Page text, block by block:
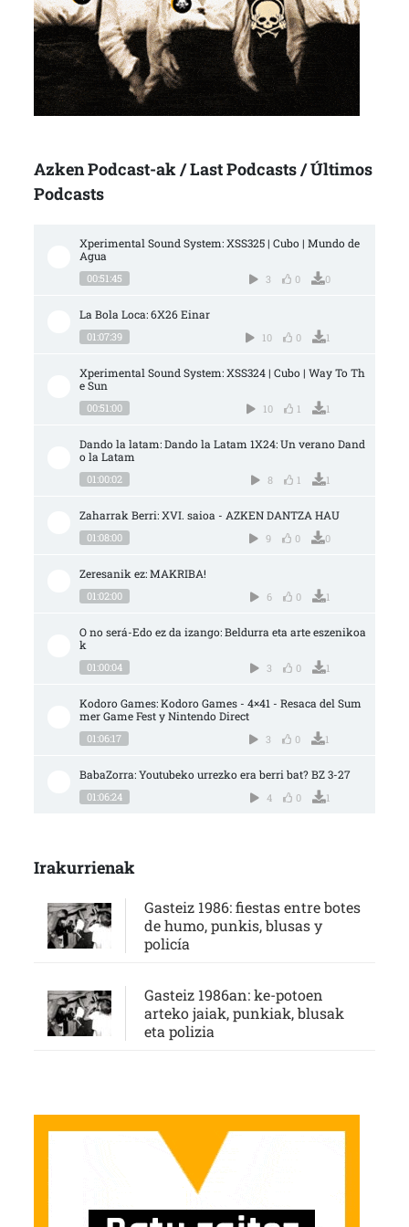
Azken Podcast-ak / Last Podcasts / Últimos
Podcasts
Xperimental Sound System: XSS325 | Cubo | Mundo de
Agua
00:51:45 3 0 0
La Bola Loca: 6X26 Einar
01:07:39 10 0 1
Xperimental Sound System: XSS324 | Cubo | Way To Th
e Sun
00:51:00 10 1 1
Dando la latam: Dando la Latam 1X24: Un verano Dand
o la Latam
01:00:02 8 1 1
Zaharrak Berri: XVI. saioa - AZKEN DANTZA HAU
01:08:00 9 0 0
Zeresanik ez: MAKRIBA!
01:02:00 6 0 1
O no será-Edo ez da izango: Beldurra eta arte eszenikoa
k
01:00:04 3 0 1
Kodoro Games: Kodoro Games - 4×41 - Resaca del Sum
mer Game Fest y Nintendo Direct
01:06:17 3 0 1
BabaZorra: Youtubeko urrezko era berri bat? BZ 3-27
01:06:24 4 0 1
Irakurrienak
Gasteiz 1986: fiestas entre botes
de humo, punkis, blusas y
policía
Gasteiz 1986an: ke-potoen
arteko jaiak, punkiak, blusak
eta polizia